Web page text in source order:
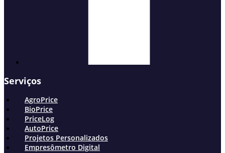
Serviços
AgroPrice
BioPrice
PriceLog
AutoPrice
Projetos Personalizados
Empresômetro Digital